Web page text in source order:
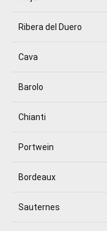
Ribera del Duero
Cava
Barolo
Chianti
Portwein
Bordeaux
Sauternes